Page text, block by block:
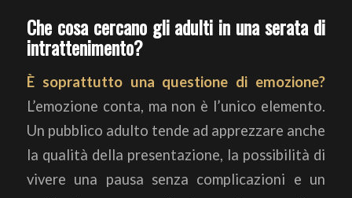
Che cosa cercano gli adulti in una serata di
intrattenimento?
È soprattutto una questione di emozione?
L’emozione conta, ma non è l’unico elemento.
Un pubblico adulto tende ad apprezzare anche
la qualità della presentazione, la possibilità di
vivere una pausa senza complicazioni e un